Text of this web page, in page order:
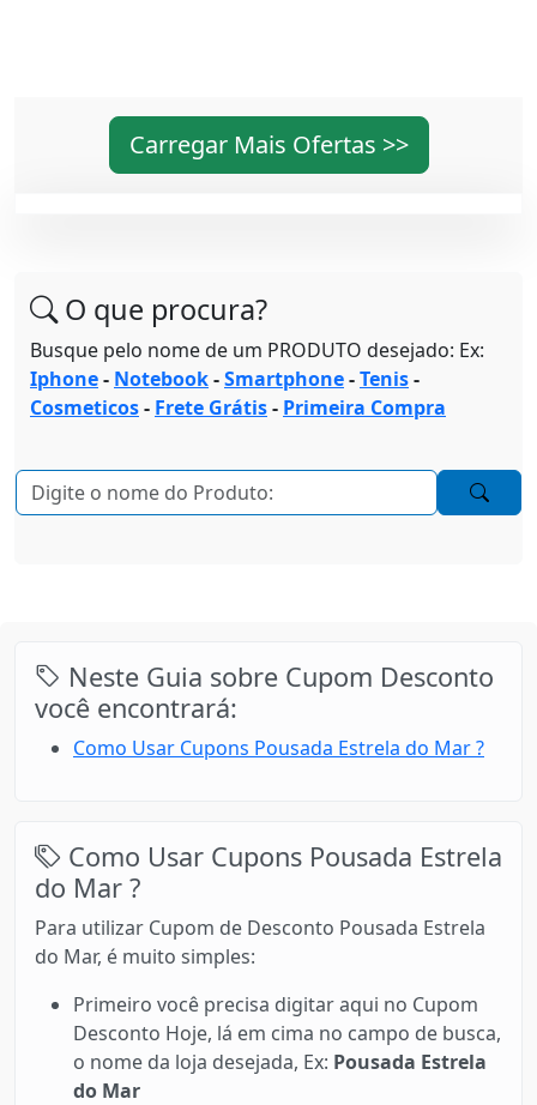
Carregar Mais Ofertas >>
O que procura?
Busque pelo nome de um PRODUTO desejado: Ex:
Iphone- Notebook-Smartphone-Tenis-
Cosmeticos- Frete Grátis- Primeira Compra
Neste Guia sobre Cupom Desconto
você encontrará:
Como Usar Cupons Pousada Estrela do Mar ?
Como Usar Cupons Pousada Estrela
do Mar ?
Para utilizar Cupom de Desconto Pousada Estrela
do Mar, é muito simples:
Primeiro você precisa digitar aqui no Cupom
Desconto Hoje, lá em cima no campo de busca,
o nome da loja desejada, Ex: Pousada Estrela
do Mar